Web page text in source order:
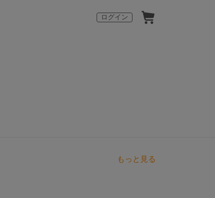
ログイン
もっと見る